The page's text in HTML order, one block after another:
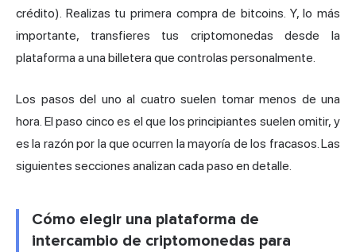
crédito). Realizas tu primera compra de bitcoins. Y, lo más
importante, transfieres tus criptomonedas desde la
plataforma a una billetera que controlas personalmente.
Los pasos del uno al cuatro suelen tomar menos de una
hora. El paso cinco es el que los principiantes suelen omitir, y
es la razón por la que ocurren la mayoría de los fracasos. Las
siguientes secciones analizan cada paso en detalle.
Cómo elegir una plataforma de
intercambio de criptomonedas para